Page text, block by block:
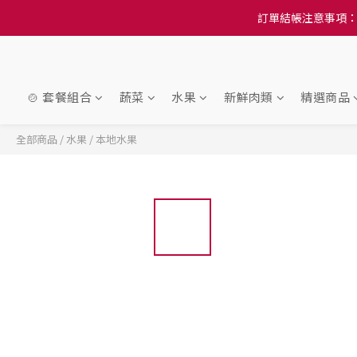
訂單結帳注意事項
訂單結帳注意事項
訂單結帳注意事項
🍲 套餐組合 蔬菜 水果 新鮮肉類 精選商品
全部商品 / 水果 / 本地水果